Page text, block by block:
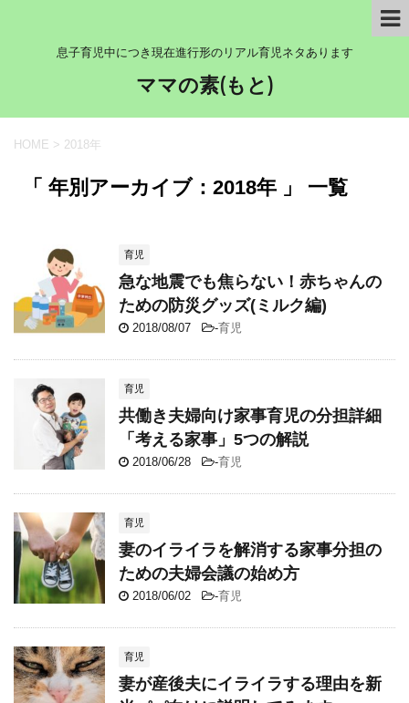
息子育児中につき現在進行形のリアル育児ネタあります
ママの素(もと)
HOME > 2018年
「 年別アーカイブ：2018年 」 一覧
育児
急な地震でも焦らない！赤ちゃんの
ための防災グッズ(ミルク編)
2018/08/07 -育児
育児
共働き夫婦向け家事育児の分担詳細
「考える家事」5つの解説
2018/06/28 -育児
育児
妻のイライラを解消する家事分担の
ための夫婦会議の始め方
2018/06/02 -育児
育児
妻が産後夫にイライラする理由を新